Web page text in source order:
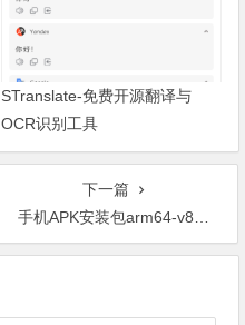
STranslate-免费开源翻译与
OCR识别工具
下一篇
手机APK安装包arm64-v8a、armeabi-v7a、x86版本区别和选择